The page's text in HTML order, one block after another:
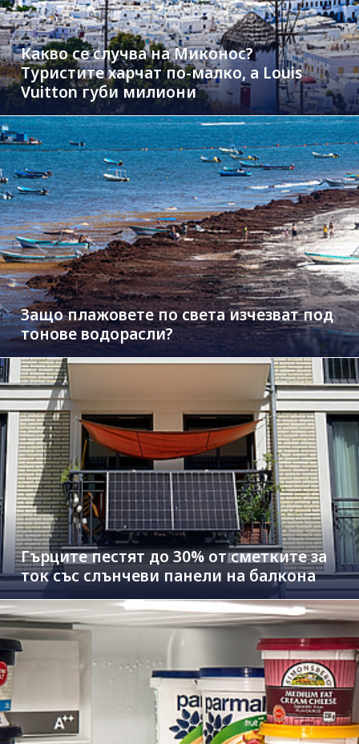
Какво се случва на Миконос?
Туристите харчат по-малко, а Louis
Vuitton губи милиони
Защо плажовете по света изчезват под
тонове водорасли?
Гърците пестят до 30% от сметките за
ток със слънчеви панели на балкона